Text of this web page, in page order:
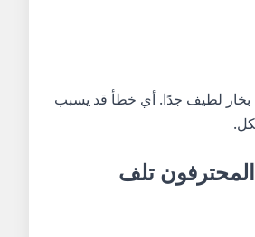
بخار لطيف جدًا. أي خطأ قد يسبب
تلف